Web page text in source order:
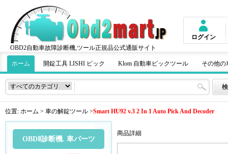
OBD2自動車故障診断機,ツール正規品公式通販サイト
ログイン
ホーム 開錠工具 LISHI ピック Klom 自動車ピックツール その他の
位置: ホーム > 車の解錠ツール >Smart HU92 v.3 2 In 1 Auto Pick And Decoder
OBDⅡ診断機. 車パーツ
商品詳細